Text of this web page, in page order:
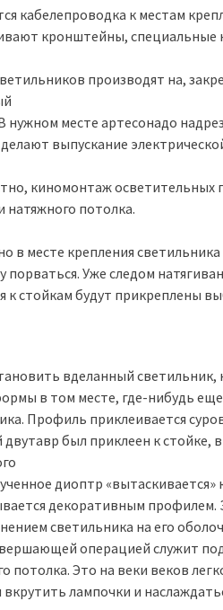
кабелепроводка к местам
кронштейны,
производят на,
нужном месте артесонадо
выпускание
киномонтаж осветительных
натяжного потолка.
в месте крепления
порваться. Уже следом
к стойкам будут прикреплены
вделанный светильник,
в том месте, где-нибудь
Профиль приклеивается
двутавр был приклеен к стойке,
диоптр
декоративным профилем.
светильника на его
операцией служит
потолка. Это на веки веков
вкрутить лампочки и